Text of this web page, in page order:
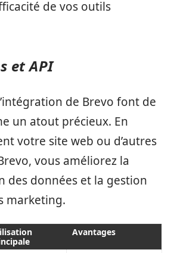
de vos outils
et API
de Brevo font de
un atout précieux. En
votre site web ou d’autres
vous améliorez la
des données et la gestion
marketing.
Avantages